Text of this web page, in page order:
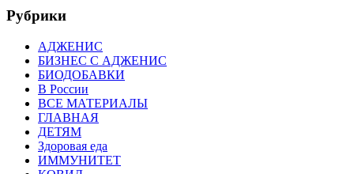
Рубрики
АДЖЕНИС
БИЗНЕС С АДЖЕНИС
БИОДОБАВКИ
В России
ВСЕ МАТЕРИАЛЫ
ГЛАВНАЯ
ДЕТЯМ
Здоровая еда
ИММУНИТЕТ